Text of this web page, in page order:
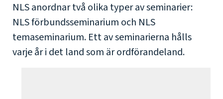
NLS anordnar två olika typer av seminarier:
NLS förbundsseminarium och NLS
temaseminarium. Ett av seminarierna hålls
varje år i det land som är ordförandeland.